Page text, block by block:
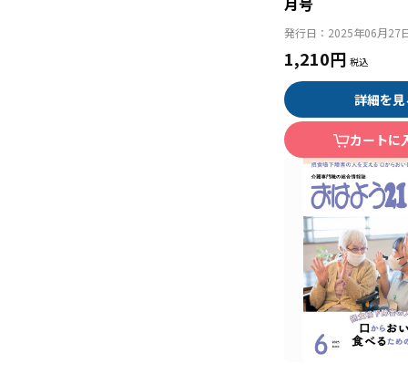
発行日： 2025年06月27
1,210円
詳細を
カートに